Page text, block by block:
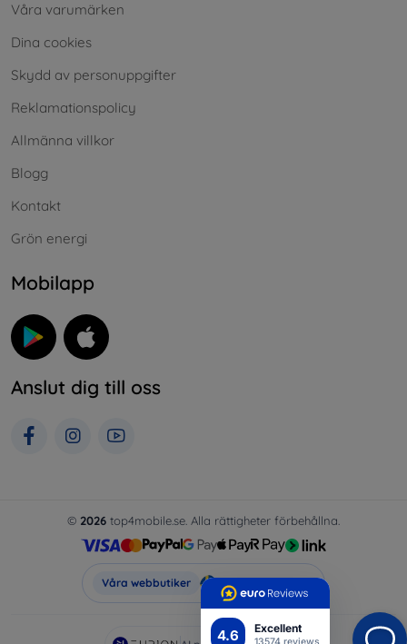
4.6 Excellent
Våra varumärken
Dina cookies
Skydd av personuppgifter
Reklamationspolicy
Allmänna villkor
Blogg
Kontakt
Grön energi
Mobilapp
Anslut dig till oss
© 2026 top4mobile.se. Alla rättigheter förbehållna.
Våra webbutiker Top4Mobile.se